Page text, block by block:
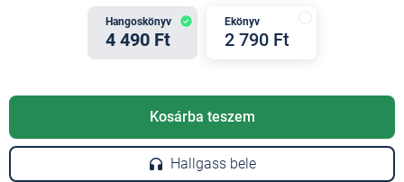
Hangoskönyv
4 490 Ft
Ekönyv
2 790 Ft
Kosárba teszem
Hallgass bele